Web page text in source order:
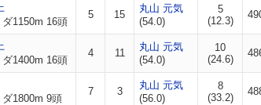
1150m 16頭
5 15
丸山 元気
(54.0)
5
(12.3)
1400m 16頭
4 11
丸山 元気
(54.0)
10
(24.6)
1800m 9頭
7 3
丸山 元気
(56.0)
8
(33.2)